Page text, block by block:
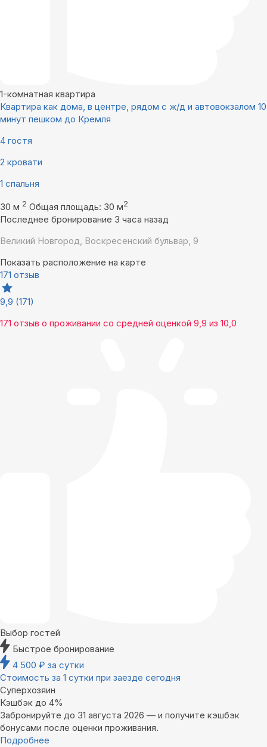
1-комнатная квартира
Квартира как дома, в центре, рядом с ж/д и автовокзалом 10
минут пешком до Кремля
4 гостя
2 кровати
1 спальня
30 м 2 Общая площадь: 30 м2
Последнее бронирование 3 часа назад
Великий Новгород, Воскресенский бульвар, 9
Показать расположение на карте
171 отзыв
9,9 (171)
171 отзыв о проживании со средней оценкой 9,9 из 10,0
Выбор гостей
Быстрое бронирование
4 500 ₽ за сутки
Стоимость за 1 сутки при заезде сегодня
Суперхозяин
Кэшбэк до 4%
Забронируйте до 31 августа 2026 — и получите кэшбэк
бонусами после оценки проживания.
Подробнее